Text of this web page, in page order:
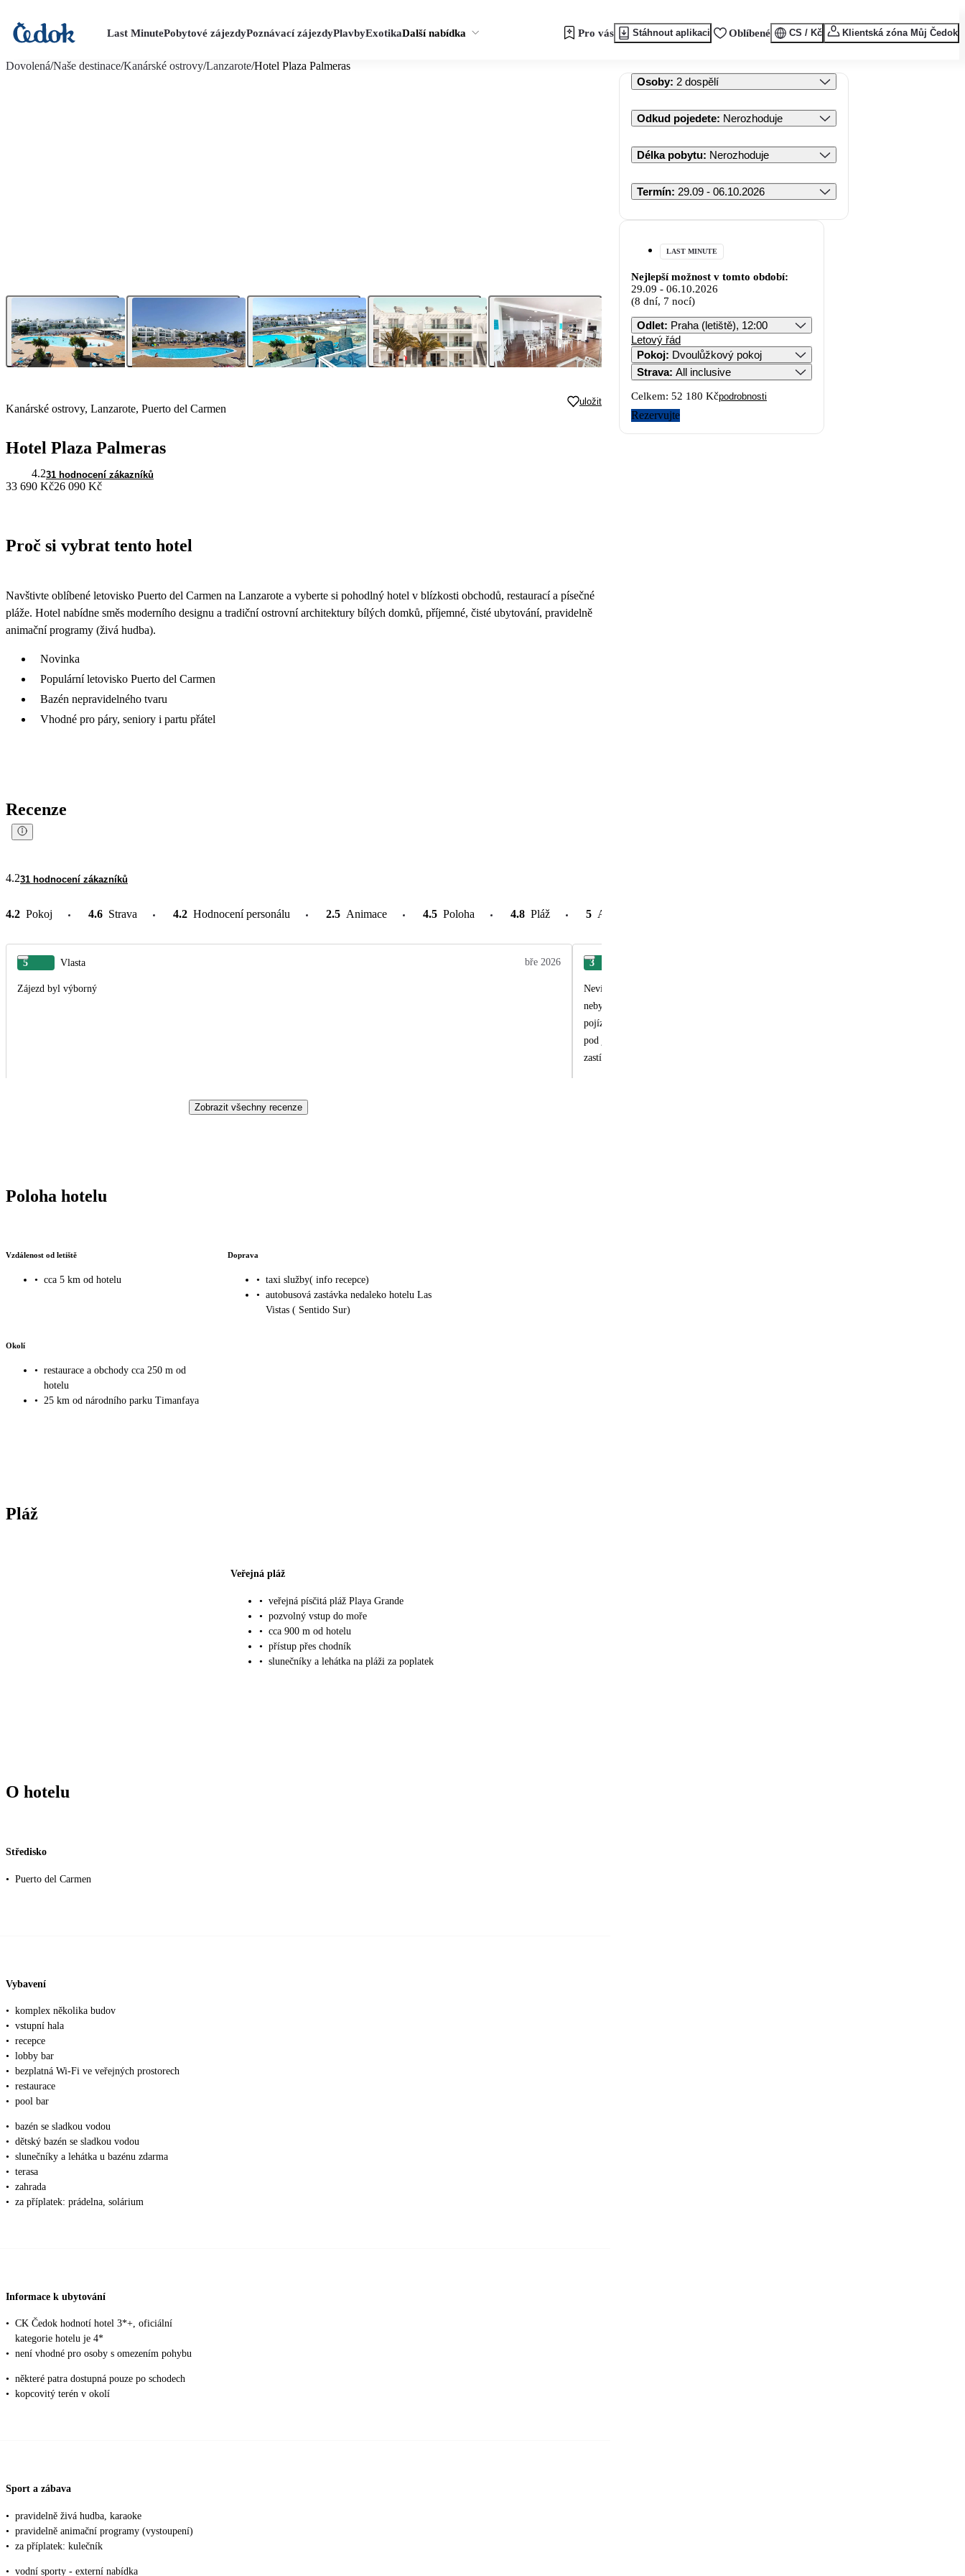
Last MinutePobytové zájezdyPoznávací zájezdyPlavbyExotikaDalší nabídka Pro vás Stáhnout aplikaci Oblíbené CS / Kč Klientská zóna Můj Čedok
Dovolená/Naše destinace/Kanárské ostrovy/Lanzarote/Hotel Plaza Palmeras
Kanárské ostrovy, Lanzarote, Puerto del Carmen
uložit
Hotel Plaza Palmeras
4.231 hodnocení zákazníků
33 690 Kč26 090 Kč
Proč si vybrat tento hotel
Navštivte oblíbené letovisko Puerto del Carmen na Lanzarote a vyberte si pohodlný hotel v blízkosti obchodů, restaurací a písečné
pláže. Hotel nabídne směs moderního designu a tradiční ostrovní architektury bílých domků, příjemné, čisté ubytování, pravidelně
animační programy (živá hudba).
Novinka
Populární letovisko Puerto del Carmen
Bazén nepravidelného tvaru
Vhodné pro páry, seniory i partu přátel
Recenze
4.231 hodnocení zákazníků
4.2 Pokoj 4.6 Strava 4.2 Hodnocení personálu 2.5 Animace 4.5 Poloha 4.8 Pláž 5 Atrakce v okolí
5 Vlasta bře 2026
Zájezd byl výborný
3
Nevím zda toto hodnocení někdo čte,ale vzhledem ke snížené ceně zájezdu "last minute"
nebyly,delegáta jsem nepotřeboval....ale jedna nepříjemnost byla.Při příletu na Lanzarote v
pojízdná stanoviště s dobře viditelným logem.Bohužel ,Čedok má na tomto místě pevný
pod jiným logem!! Logo Čedoku na tomto místě stálo na pultu u kterého se mačkalo cca
zastínili.Protože jsme vystupovali mezi posledními bylo velmi obtížné zásupce CK
Zobrazit všechny recenze
Poloha hotelu
Vzdálenost od letiště
• cca 5 km od hotelu
Doprava
• taxi služby( info recepce)
• autobusová zastávka nedaleko hotelu Las
Vistas ( Sentido Sur)
Okolí
• restaurace a obchody cca 250 m od
hotelu
• 25 km od národního parku Timanfaya
Pláž
Veřejná pláž
• veřejná písčitá pláž Playa Grande
• pozvolný vstup do moře
• cca 900 m od hotelu
• přístup přes chodník
• slunečníky a lehátka na pláži za poplatek
O hotelu
Středisko
• Puerto del Carmen
Vybavení
• komplex několika budov
• vstupní hala
• recepce
• lobby bar
• bezplatná Wi-Fi ve veřejných prostorech
• restaurace
• pool bar
• bazén se sladkou vodou
• dětský bazén se sladkou vodou
• slunečníky a lehátka u bazénu zdarma
• terasa
• zahrada
• za příplatek: prádelna, solárium
Informace k ubytování
• CK Čedok hodnotí hotel 3*+, oficiální
kategorie hotelu je 4*
• není vhodné pro osoby s omezením pohybu
• některé patra dostupná pouze po schodech
• kopcovitý terén v okolí
Sport a zábava
• pravidelně živá hudba, karaoke
• pravidelně animační programy (vystoupení)
• za příplatek: kulečník
• vodní sporty - externí nabídka
Osoby: 2 dospělí
Odkud pojedete: Nerozhoduje
Délka pobytu: Nerozhoduje
Termín: 29.09 - 06.10.2026
LAST MINUTE
Nejlepší možnost v tomto období:
29.09 - 06.10.2026
(8 dní, 7 nocí)
Odlet: Praha (letiště), 12:00
Letový řád
Pokoj: Dvoulůžkový pokoj
Strava: All inclusive
Celkem: 52 180 Kčpodrobnosti
Rezervujte